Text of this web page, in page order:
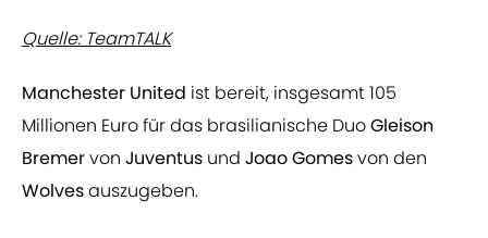
Quelle: TeamTALK
Manchester United ist bereit, insgesamt 105
Millionen Euro für das brasilianische DuoGleison
Bremervon Juventus und Joao Gomesvon den
Wolvesauszugeben.